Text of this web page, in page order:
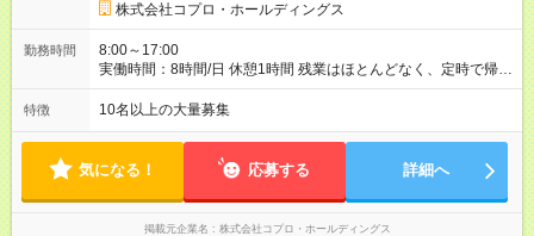
株式会社コプロ・ホールディングス
勤務時間
8:00～17:00
実働時間：8時間/日 休憩1時間 残業はほとんどなく、定時で帰れ
る日が多い働き方です。 毎日の業務は進捗管理や事務が中心な
ので、 「今日やるべき仕事」が終われば、自然と区切りをつけ
方を大切にしています。
特徴 10名以上の大量募集
気になる！ 応募する 詳細へ
掲載元企業名 株式会社コプロ・ホールディングス